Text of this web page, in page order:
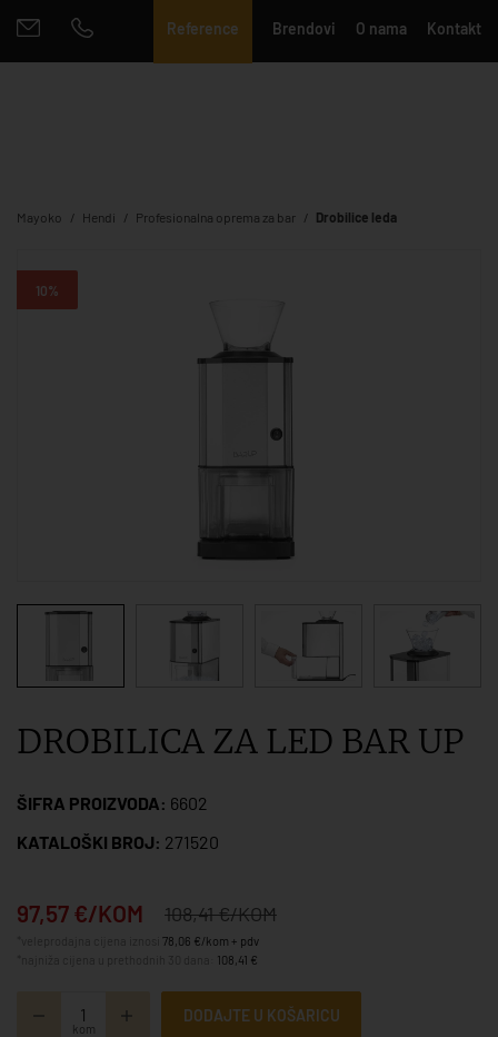
Reference Brendovi O nama Kontakt
Mayoko Hendi Profesionalna oprema za bar Drobilice leda
10%
DROBILICA ZA LED BAR UP
ŠIFRA PROIZVODA: 6602
KATALOŠKI BROJ: 271520
97,57 €/KOM 108,41 €/KOM
78,06 €/kom + pdv
108,41 €
kom
DODAJTE U KOŠARICU